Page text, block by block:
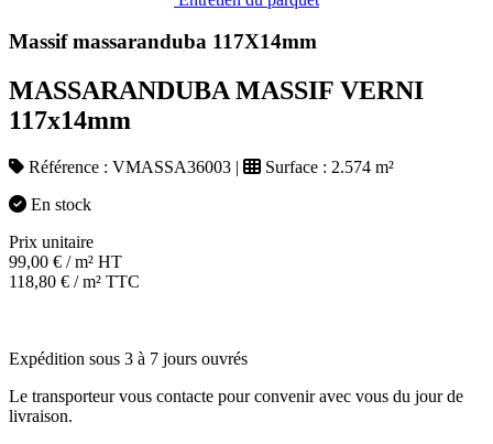
Massif massaranduba 117X14mm
MASSARANDUBA MASSIF VERNI
117x14mm
Référence : VMASSA36003 | Surface : 2.574 m²
En stock
Prix unitaire
99,00 € / m² HT
118,80 € / m² TTC
Expédition sous 3 à 7 jours ouvrés
Le transporteur vous contacte pour convenir avec vous du jour de
livraison.